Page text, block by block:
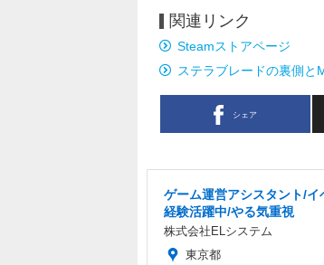
関連リンク
Steamストアページ
ステラブレードの裏側と
シェア
ゲーム運営アシスタント/
経験活躍中/やる気重視
株式会社ELシステム
東京都